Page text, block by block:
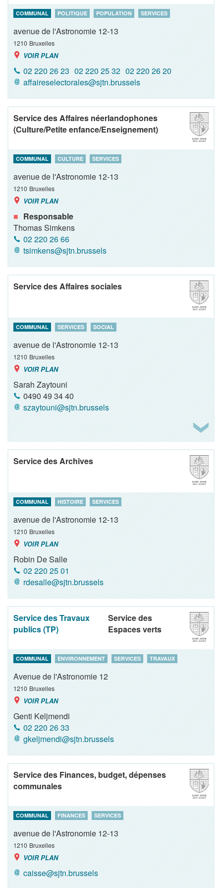
COMMUNAL POLITIQUE POPULATION SERVICES
avenue de l'Astronomie 12-13
1210 Bruxelles
VOIR PLAN
02 220 26 23 02 220 25 32 02 220 26 20
affaireselectorales@sjtn.brussels
Service des Affaires néerlandophones
(Culture/Petite enfance/Enseignement)
COMMUNAL CULTURE SERVICES
avenue de l'Astronomie 12-13
1210 Bruxelles
VOIR PLAN
Responsable
Thomas Simkens
02 220 26 66
tsimkens@sjtn.brussels
Service des Affaires sociales
COMMUNAL SERVICES SOCIAL
avenue de l'Astronomie 12-13
1210 Bruxelles
VOIR PLAN
Sarah Zaytouni
0490 49 34 40
szaytouni@sjtn.brussels
Service des Archives
COMMUNAL HISTOIRE SERVICES
avenue de l'Astronomie 12-13
1210 Bruxelles
VOIR PLAN
Robin De Salle
02 220 25 01
rdesalle@sjtn.brussels
Service des Travaux
publics (TP)
Service des
Espaces verts
COMMUNAL ENVIRONNEMENT SERVICES TRAVAUX
Avenue de l'Astronomie 12
1210 Bruxelles
VOIR PLAN
Genti Keljmendi
02 220 26 33
gkeljmendi@sjtn.brussels
Service des Finances, budget, dépenses
communales
COMMUNAL FINANCES SERVICES
avenue de l'Astronomie 12-13
1210 Bruxelles
VOIR PLAN
caisse@sjtn.brussels